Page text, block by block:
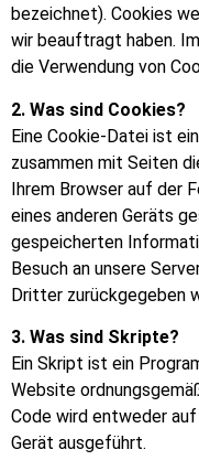
bezeichnet). Cookies
wir beauftragt haben.
die Verwendung von
2. Was sind Cookies?
Eine Cookie-Datei ist
zusammen mit Seiten
Ihrem Browser auf der
eines anderen Geräts
gespeicherten
Besuch an unsere
Dritter zurückgegeben
3. Was sind Skripte?
Ein Skript ist ein
Website
Code wird entweder
Gerät ausgeführt.